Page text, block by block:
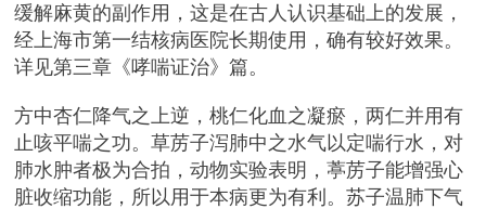
缓解麻黄的副作用，这是在古人认识基础上的发展，
经上海市第一结核病医院长期使用，确有较好效果。
详见第三章《哮喘证治》篇。
方中杏仁降气之上逆，桃仁化血之凝瘀，两仁并用有
止咳平喘之功。草苈子泻肺中之水气以定喘行水，对
肺水肿者极为合拍，动物实验表明，葶苈子能增强心
脏收缩功能，所以用于本病更为有利。苏子温肺下气